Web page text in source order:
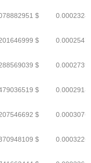
$
$
$
$
$
$